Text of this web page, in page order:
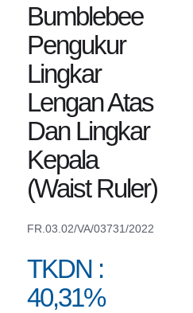
Bumblebee
Pengukur
Lingkar
Lengan Atas
Dan Lingkar
Kepala
(Waist Ruler)
FR.03.02/VA/03731/2022
TKDN :
40,31%